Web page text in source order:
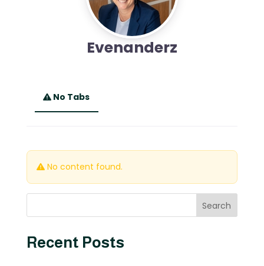
Evenanderz
No Tabs
No content found.
Search
Recent Posts